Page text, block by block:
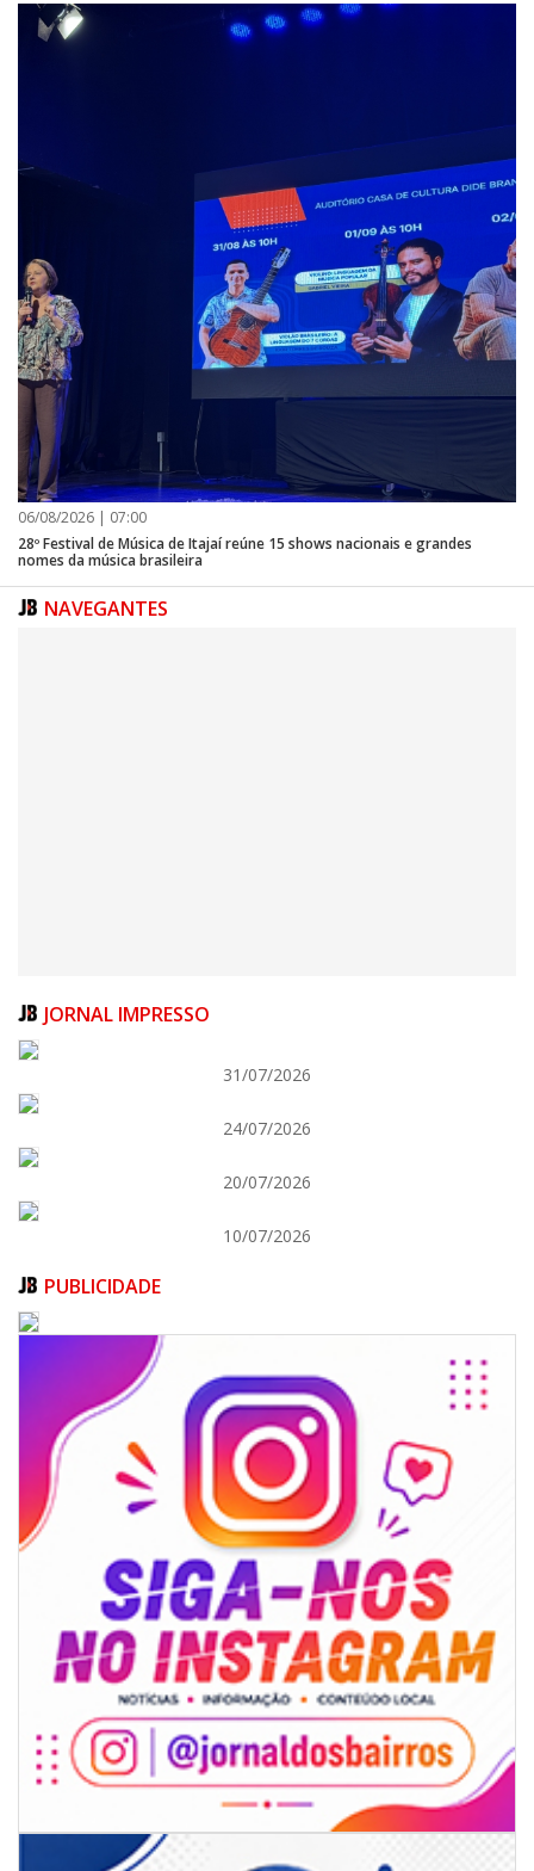
06/08/2026 | 07:00
28º Festival de Música de Itajaí reúne 15 shows nacionais e grandes
nomes da música brasileira
NAVEGANTES
Festival de Pesca de Praia vai celebrar o aniversário de Navegantes
06/08/2026 | 10:01
Defesa Civil de Itajaí alerta para chuva, ventos fortes e queda de
temperatura
ITAJAÍ
JORNAL IMPRESSO
31/07/2026
24/07/2026
20/07/2026
10/07/2026
PUBLICIDADE